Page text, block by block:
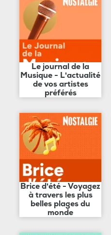
Le journal de la
Musique - L'actualité
de vos artistes
préférés
Brice d'été - Voyagez
à travers les plus
belles plages du
monde